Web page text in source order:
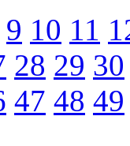
9 10 11
28 29 30
47 48 49